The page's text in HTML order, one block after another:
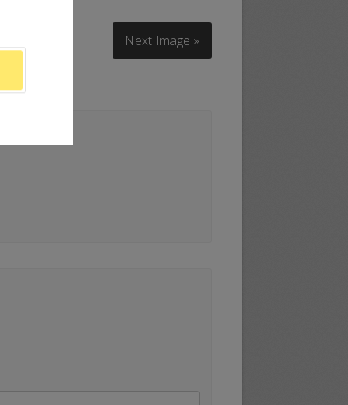
Next Image »